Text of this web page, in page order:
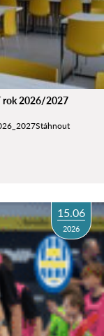
rok 2026/2027
15.06
2026